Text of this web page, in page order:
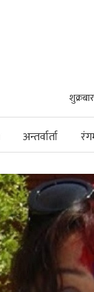
अन्तर्वार्ता